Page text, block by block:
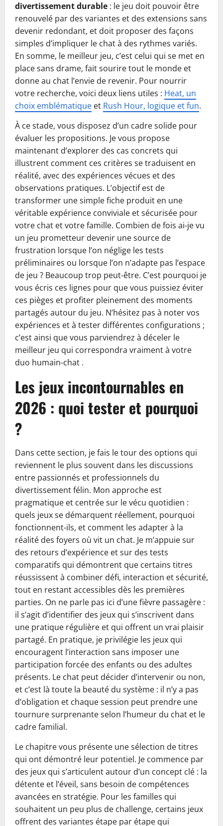
divertissement durable : le jeu doit pouvoir être
renouvelé par des variantes et des extensions sans
devenir redondant, et doit proposer des façons
simples d’impliquer le chat à des rythmes variés.
En somme, le meilleur jeu, c’est celui qui se met en
place sans drame, fait sourire tout le monde et
donne au chat l’envie de revenir. Pour nourrir
votre recherche, voici deux liens utiles : Heat, un
choix emblématique et Rush Hour, logique et fun.
À ce stade, vous disposez d’un cadre solide pour
évaluer les propositions. Je vous propose
maintenant d’explorer des cas concrets qui
illustrent comment ces critères se traduisent en
réalité, avec des expériences vécues et des
observations pratiques. L’objectif est de
transformer une simple fiche produit en une
véritable expérience conviviale et sécurisée pour
votre chat et votre famille. Combien de fois ai-je vu
un jeu prometteur devenir une source de
frustration lorsque l’on néglige les tests
préliminaires ou lorsque l’on n’adapte pas l’espace
de jeu ? Beaucoup trop peut-être. C’est pourquoi je
vous écris ces lignes pour que vous puissiez éviter
ces pièges et profiter pleinement des moments
partagés autour du jeu. N’hésitez pas à noter vos
expériences et à tester différentes configurations ;
c’est ainsi que vous parviendrez à déceler le
meilleur jeu qui correspondra vraiment à votre
duo humain-chat .
Les jeux incontournables en
2026 : quoi tester et pourquoi
?
Dans cette section, je fais le tour des options qui
reviennent le plus souvent dans les discussions
entre passionnés et professionnels du
divertissement félin. Mon approche est
pragmatique et centrée sur le vécu quotidien :
quels jeux se démarquent réellement, pourquoi
fonctionnent-ils, et comment les adapter à la
réalité des foyers où vit un chat. Je m’appuie sur
des retours d’expérience et sur des tests
comparatifs qui démontrent que certains titres
réussissent à combiner défi, interaction et sécurité,
tout en restant accessibles dès les premières
parties. On ne parle pas ici d’une fièvre passagère :
il s’agit d’identifier des jeux qui s’inscrivent dans
une pratique régulière et qui offrent un vrai plaisir
partagé. En pratique, je privilégie les jeux qui
encouragent l’interaction sans imposer une
participation forcée des enfants ou des adultes
présents. Le chat peut décider d’intervenir ou non,
et c’est là toute la beauté du système : il n’y a pas
d’obligation et chaque session peut prendre une
tournure surprenante selon l’humeur du chat et le
cadre familial.
Le chapitre vous présente une sélection de titres
qui ont démontré leur potentiel. Je commence par
des jeux qui s’articulent autour d’un concept clé : la
détente et l’éveil, sans besoin de compétences
avancées en stratégie. Pour les familles qui
souhaitent un peu plus de challenge, certains jeux
offrent des variantes étape par étape qui